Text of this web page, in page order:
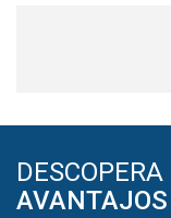
DESCOPERA
AVANTAJOS